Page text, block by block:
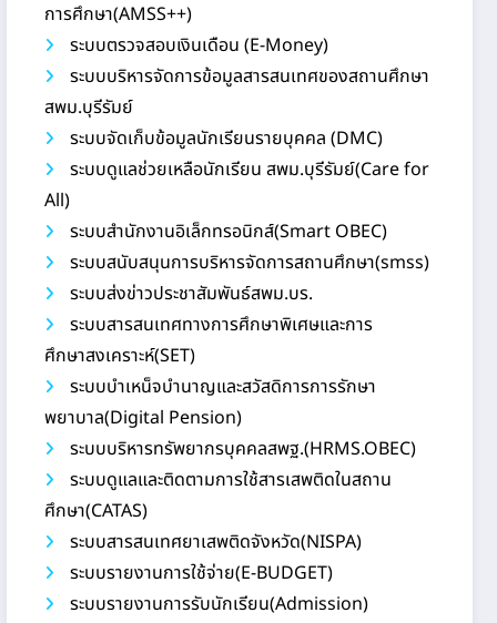
การศึกษา(AMSS++)
ระบบตรวจสอบเงินเดือน (E-Money)
ระบบบริหารจัดการข้อมูลสารสนเทศของสถานศึกษา
สพม.บุรีรัมย์
ระบบจัดเก็บข้อมูลนักเรียนรายบุคคล (DMC)
ระบบดูแลช่วยเหลือนักเรียน สพม.บุรีรัมย์(Care for
All)
ระบบสำนักงานอิเล็กทรอนิกส์(Smart OBEC)
ระบบสนับสนุนการบริหารจัดการสถานศึกษา(smss)
ระบบส่งข่าวประชาสัมพันธ์สพม.บร.
ระบบสารสนเทศทางการศึกษาพิเศษและการ
ศึกษาสงเคราะห์(SET)
ระบบบำเหน็จบำนาญและสวัสดิการการรักษา
พยาบาล(Digital Pension)
ระบบบริหารทรัพยากรบุคคลสพฐ.(HRMS.OBEC)
ระบบดูแลและติดตามการใช้สารเสพติดในสถาน
ศึกษา(CATAS)
ระบบสารสนเทศยาเสพติดจังหวัด(NISPA)
ระบบรายงานการใช้จ่าย(E-BUDGET)
ระบบรายงานการรับนักเรียน(Admission)